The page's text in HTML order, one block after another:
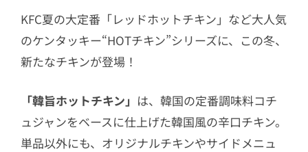
KFC夏の大定番「レッドホットチキン」など大人気
のケンタッキー“HOTチキン”シリーズに、この冬、
新たなチキンが登場！
「韓旨ホットチキン」 は、韓国の定番調味料コチ
ュジャンをベースに仕上げた韓国風の辛口チキン。
単品以外にも、オリジナルチキンやサイドメニュ